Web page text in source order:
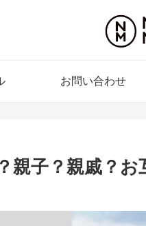
お問い合わせ
親子？親戚？お